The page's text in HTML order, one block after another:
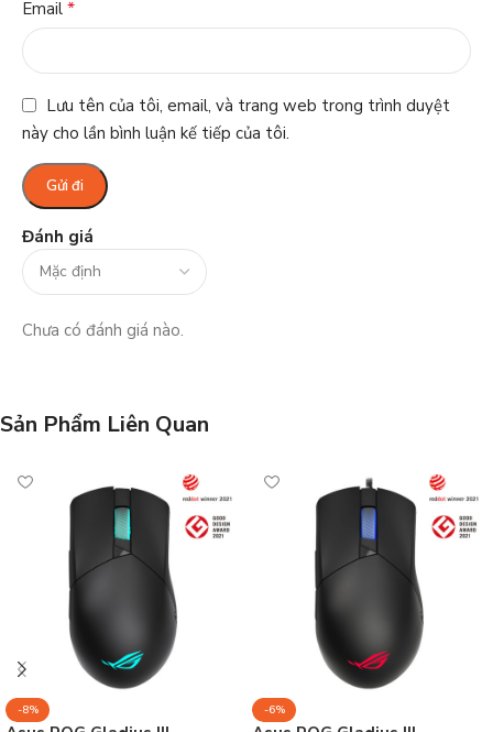
Đánh giá
Chưa có đánh giá nào.
Email *
Lưu tên của tôi, email, và trang web trong trình duyệt
này cho lần bình luận kế tiếp của tôi.
Sản Phẩm Liên Quan
-8% -6%